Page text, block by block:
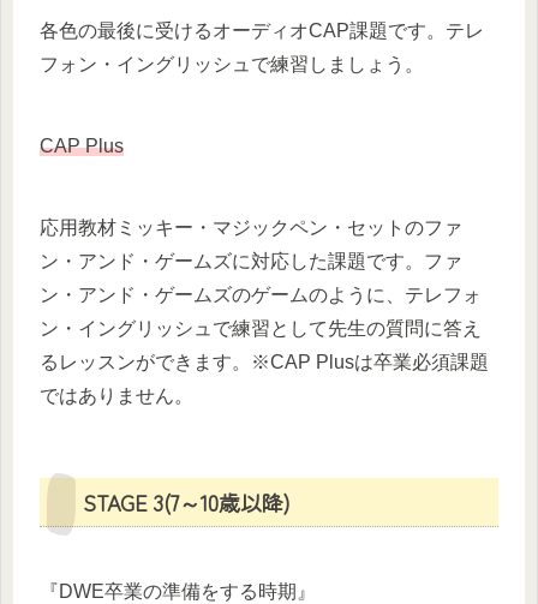
各色の最後に受けるオーディオCAP課題です。テレ
フォン・イングリッシュで練習しましょう。
CAP Plus
応用教材ミッキー・マジックペン・セットのファ
ン・アンド・ゲームズに対応した課題です。ファ
ン・アンド・ゲームズのゲームのように、テレフォ
ン・イングリッシュで練習として先生の質問に答え
るレッスンができます。※CAP Plusは卒業必須課題
ではありません。
STAGE 3(7～10歳以降)
『DWE卒業の準備をする時期』